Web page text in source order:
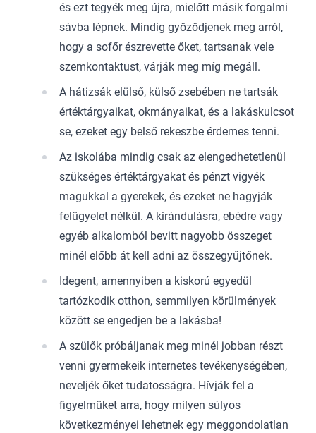
és ezt tegyék meg újra, mielőtt másik forgalmi
sávba lépnek. Mindig győződjenek meg arról,
hogy a sofőr észrevette őket, tartsanak vele
szemkontaktust, várják meg míg megáll.
A hátizsák elülső, külső zsebében ne tartsák
értéktárgyaikat, okmányaikat, és a lakáskulcsot
se, ezeket egy belső rekeszbe érdemes tenni.
Az iskolába mindig csak az elengedhetetlenül
szükséges értéktárgyakat és pénzt vigyék
magukkal a gyerekek, és ezeket ne hagyják
felügyelet nélkül. A kirándulásra, ebédre vagy
egyéb alkalomból bevitt nagyobb összeget
minél előbb át kell adni az összegyűjtőnek.
Idegent, amennyiben a kiskorú egyedül
tartózkodik otthon, semmilyen körülmények
között se engedjen be a lakásba!
A szülők próbáljanak meg minél jobban részt
venni gyermekeik internetes tevékenységében,
neveljék őket tudatosságra. Hívják fel a
figyelmüket arra, hogy milyen súlyos
következményei lehetnek egy meggondolatlan